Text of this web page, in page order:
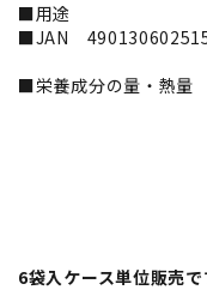
■用途
■JAN
■栄養成分の量・熱量
エネルギ
たんぱ
脂質
炭水化
ナトリウ
（食塩相
6袋入ケース単位販売で